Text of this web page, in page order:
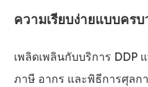
ความเรียบง่ายแบบครบ
เพลิดเพลินกับบริการ DDP
ภาษี อากร และพิธีการศุลก